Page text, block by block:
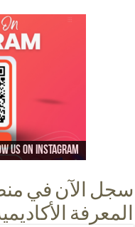
us on facebook
us on instagram
us on Tiktok
us on Youtube
المعرفة